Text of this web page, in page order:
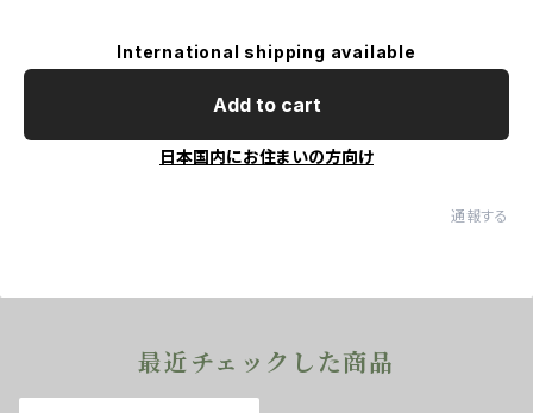
International shipping available
Add to cart
日本国内にお住まいの方向け
通報する
最近チェックした商品